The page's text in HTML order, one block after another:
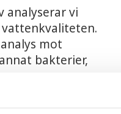
analyserar vi
mot
bakterier,